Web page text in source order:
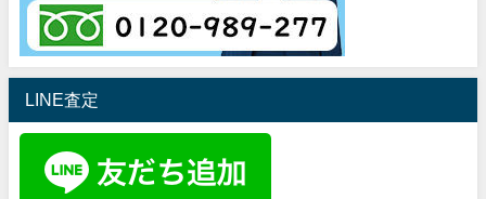
LINE査定